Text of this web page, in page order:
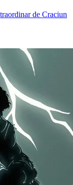
de Craciun